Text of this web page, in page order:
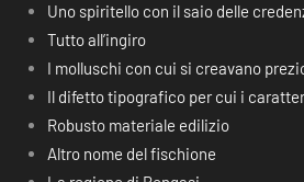
Uno spiritello con il saio delle
Tutto all’ingiro
I molluschi con cui si creavano
Il difetto tipografico per cui i
Robusto materiale edilizio
Altro nome del fischione